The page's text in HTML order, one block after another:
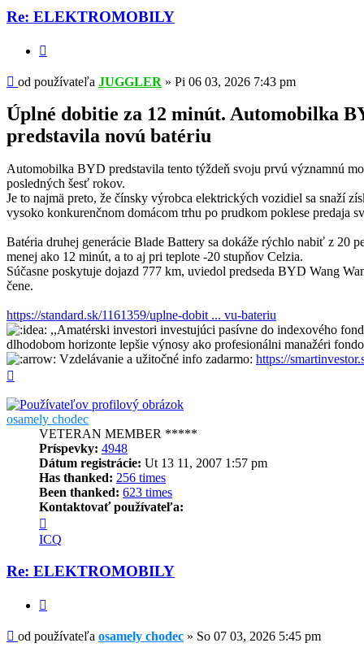
Re: ELEKTROMOBILY
Príspevok
od používateľa JUGGLER » Pi 06 03, 2026 7:43 pm
Úplné dobitie za 12 minút. Automobilka
predstavila novú batériu
Automobilka BYD predstavila tento týždeň svoju prvú významnú
posledných šesť rokov.
Je to najmä preto, že čínsky výrobca elektrických vozidiel sa snaží
vysoko konkurenčnom domácom trhu po prudkom poklese predaja
Batéria druhej generácie Blade Battery sa dokáže rýchlo nabiť z 20
menej ako 12 minút, a to aj pri teplote -20 stupňov Celzia.
Súčasne poskytuje dojazd 777 km, uviedol predseda BYD Wang
čene.
https://standard.sk/1161359/uplne-dobit ... vu-bateriu
,,Amatérski investori investujúci pasívne do indexového
dlhodobom horizonte lepšie výnosy ako profesionálni manažéri
Vzdelávanie a užitočné info zadarmo: https://
osamely chodec
VETERAN MEMBER *****
Príspevky: 4948
Dátum registrácie: Ut 13 11, 2007 1:57 pm
Has thanked: 256 times
Been thanked: 623 times
Kontaktovať používateľa:
informácie
používateľa
-
osamely
ICQ
Re: ELEKTROMOBILY
Príspevok
od používateľa osamely chodec » So 07 03, 2026 5:45 pm